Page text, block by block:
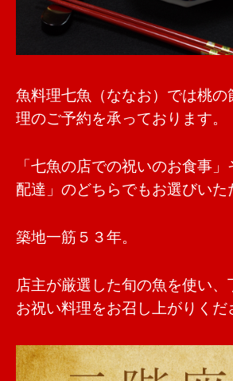
魚料理七魚（ななお）では桃の
理のご予約を承っております。
「七魚の店での祝いのお食事
配達」のどちらでもお選びいた
築地一筋５３年。
店主が厳選した旬の魚を使い、
お祝い料理をお召し上がりくだ